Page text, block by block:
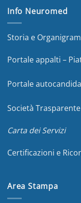
Info Neuromed
Storia e
Portale appalti –
Portale
Società Trasparente
Carta dei Servizi
Certificazioni e
Area Stampa